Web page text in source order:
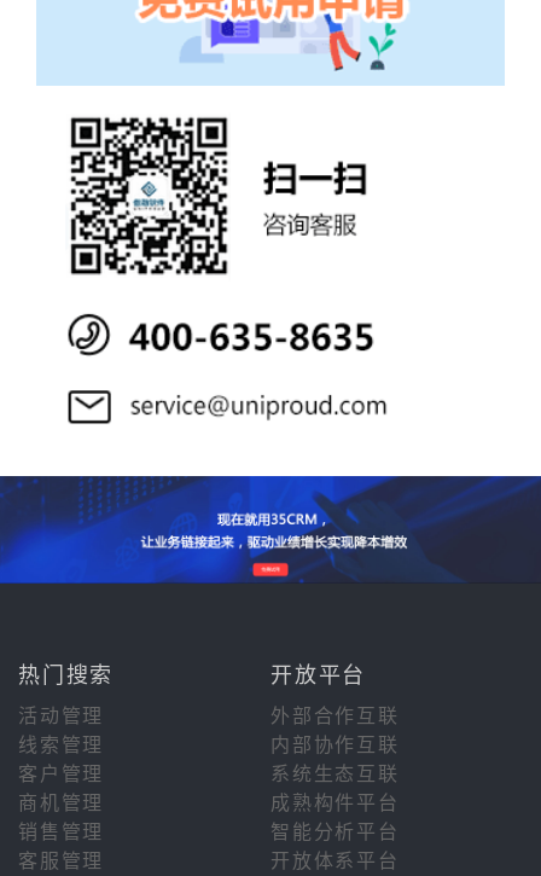
热门搜索 开放平台
活动管理
外部合作互联
线索管理
内部协作互联
客户管理
系统生态互联
商机管理
成熟构件平台
销售管理
智能分析平台
客服管理
开放体系平台